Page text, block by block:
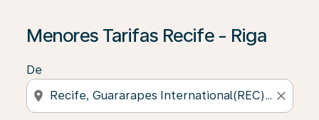
Menores Tarifas Recife - Riga
De
location_on close
Se não forem encontrados resultados, clique em